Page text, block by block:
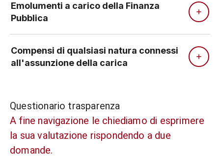
Emolumenti a carico della Finanza
Pubblica
Compensi di qualsiasi natura connessi
all'assunzione della carica
Questionario trasparenza
A fine navigazione le chiediamo di esprimere
la sua valutazione rispondendo a due
domande.